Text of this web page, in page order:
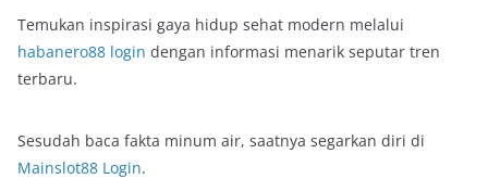
Temukan inspirasi gaya hidup sehat modern melalui
habanero88 login dengan informasi menarik seputar tren
terbaru.
Sesudah baca fakta minum air, saatnya segarkan diri di
Mainslot88 Login.